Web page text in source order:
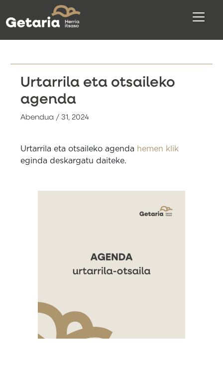
Urtarrila eta otsaileko
agenda
Abendua / 31, 2024
Urtarrila eta otsaileko agenda hemen klik
eginda deskargatu daiteke.